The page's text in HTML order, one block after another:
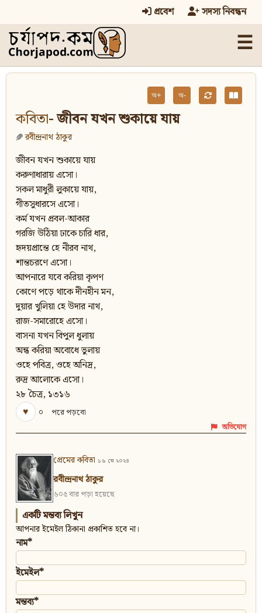
প্রবেশ সদস্য নিবন্ধন
☰
অ+ অ-
কবিতা- জীবন যখন শুকায়ে যায়
রবীন্দ্রনাথ ঠাকুর
জীবন যখন শুকায়ে যায়
করুণাধারায় এসো।
সকল মাধুরী লুকায়ে যায়,
গীতসুধারসে এসো।
কর্ম যখন প্রবল-আকার
গরজি উঠিয়া ঢাকে চারি ধার,
হৃদয়প্রান্তে হে নীরব নাথ,
শান্তচরণে এসো।
আপনারে যবে করিয়া কৃপণ
কোণে পড়ে থাকে দীনহীন মন,
দুয়ার খুলিয়া হে উদার নাথ,
রাজ-সমারোহে এসো।
বাসনা যখন বিপুল ধুলায়
অন্ধ করিয়া অবোধে ভুলায়
ওহে পবিত্র, ওহে অনিদ্র,
রুদ্র আলোকে এসো।
২৮ চৈত্র, ১৩১৬
♥
০ পরে পড়বো
অভিযোগ
প্রেমের কবিতা ১৬ মে ২০২৪
রবীন্দ্রনাথ ঠাকুর
৬০৫ বার পড়া হয়েছে
একটি মন্তব্য লিখুন
আপনার ইমেইল ঠিকানা প্রকাশিত হবে না।
নাম*
ইমেইল*
মন্তব্য*